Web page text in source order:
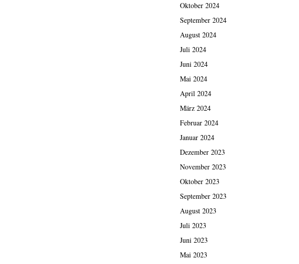
Oktober 2024
September 2024
August 2024
Juli 2024
Juni 2024
Mai 2024
April 2024
März 2024
Februar 2024
Januar 2024
Dezember 2023
November 2023
Oktober 2023
September 2023
August 2023
Juli 2023
Juni 2023
Mai 2023